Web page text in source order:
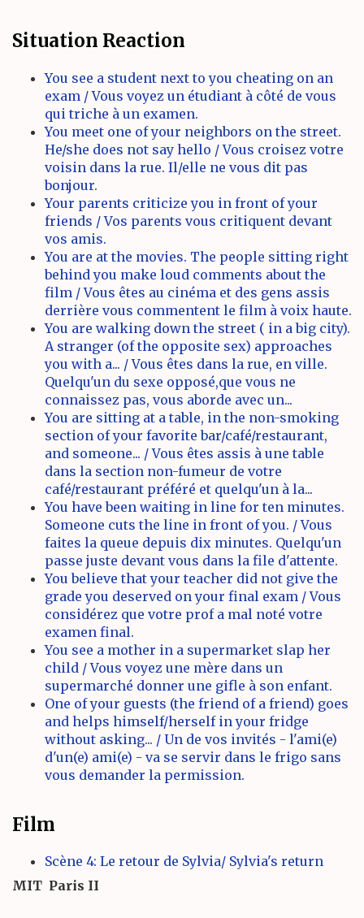
Situation Reaction
You see a student next to you cheating on an
exam / Vous voyez un étudiant à côté de vous
qui triche à un examen.
You meet one of your neighbors on the street.
He/she does not say hello / Vous croisez votre
voisin dans la rue. Il/elle ne vous dit pas
bonjour.
Your parents criticize you in front of your
friends / Vos parents vous critiquent devant
vos amis.
You are at the movies. The people sitting right
behind you make loud comments about the
film / Vous êtes au cinéma et des gens assis
derrière vous commentent le film à voix haute.
You are walking down the street ( in a big city).
A stranger (of the opposite sex) approaches
you with a... / Vous êtes dans la rue, en ville.
Quelqu'un du sexe opposé,que vous ne
connaissez pas, vous aborde avec un...
You are sitting at a table, in the non-smoking
section of your favorite bar/café/restaurant,
and someone... / Vous êtes assis à une table
dans la section non-fumeur de votre
café/restaurant préféré et quelqu'un à la...
You have been waiting in line for ten minutes.
Someone cuts the line in front of you. / Vous
faites la queue depuis dix minutes. Quelqu'un
passe juste devant vous dans la file d'attente.
You believe that your teacher did not give the
grade you deserved on your final exam / Vous
considérez que votre prof a mal noté votre
examen final.
You see a mother in a supermarket slap her
child / Vous voyez une mère dans un
supermarché donner une gifle à son enfant.
One of your guests (the friend of a friend) goes
and helps himself/herself in your fridge
without asking... / Un de vos invités - l'ami(e)
d'un(e) ami(e) - va se servir dans le frigo sans
vous demander la permission.
Film
Scène 4: Le retour de Sylvia/ Sylvia's return
MIT Paris II